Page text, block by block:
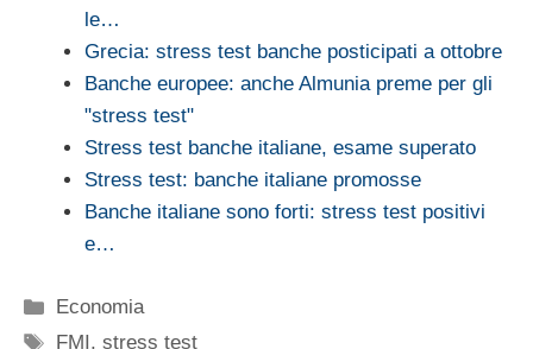
le…
Grecia: stress test banche posticipati a ottobre
Banche europee: anche Almunia preme per gli
"stress test"
Stress test banche italiane, esame superato
Stress test: banche italiane promosse
Banche italiane sono forti: stress test positivi
e…
Categorie
Economia
Tag
FMI ,stress test